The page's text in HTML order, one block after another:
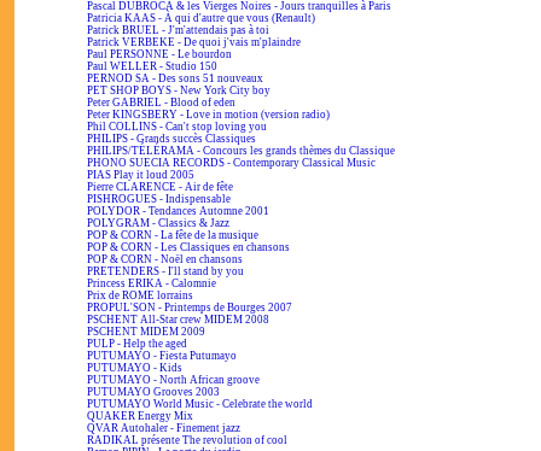
Pascal DUBROCA & les Vierges Noires - Jours tranquilles à Paris
Patricia KAAS - À qui d'autre que vous (Renault)
Patrick BRUEL - J'm'attendais pas à toi
Patrick VERBEKE - De quoi j'vais m'plaindre
Paul PERSONNE - Le bourdon
Paul WELLER - Studio 150
PERNOD SA - Des sons 51 nouveaux
PET SHOP BOYS - New York City boy
Peter GABRIEL - Blood of eden
Peter KINGSBERY - Love in motion (version radio)
Phil COLLINS - Can't stop loving you
PHILIPS - Grands succès Classiques
PHILIPS/TÉLÉRAMA - Concours les grands thèmes du Classique
PHONO SUECIA RECORDS - Contemporary Classical Music
PIAS Play it loud 2005
Pierre CLARENCE - Air de fête
PISHROGUES - Indispensable
POLYDOR - Tendances Automne 2001
POLYGRAM - Classics & Jazz
POP & CORN - La fête de la musique
POP & CORN - Les Classiques en chansons
POP & CORN - Noël en chansons
PRETENDERS - I'll stand by you
Princess ERIKA - Calomnie
Prix de ROME lorrains
PROPUL'SON - Printemps de Bourges 2007
PSCHENT All-Star crew MIDEM 2008
PSCHENT MIDEM 2009
PULP - Help the aged
PUTUMAYO - Fiesta Putumayo
PUTUMAYO - Kids
PUTUMAYO - North African groove
PUTUMAYO Grooves 2003
PUTUMAYO World Music - Celebrate the world
QUAKER Energy Mix
QVAR Autohaler - Finement jazz
RADIKAL présente The revolution of cool